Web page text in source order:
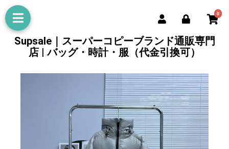
0
Supsale｜スーパーコピーブランド通販専門
店 | バッグ・時計・服（代金引換可）